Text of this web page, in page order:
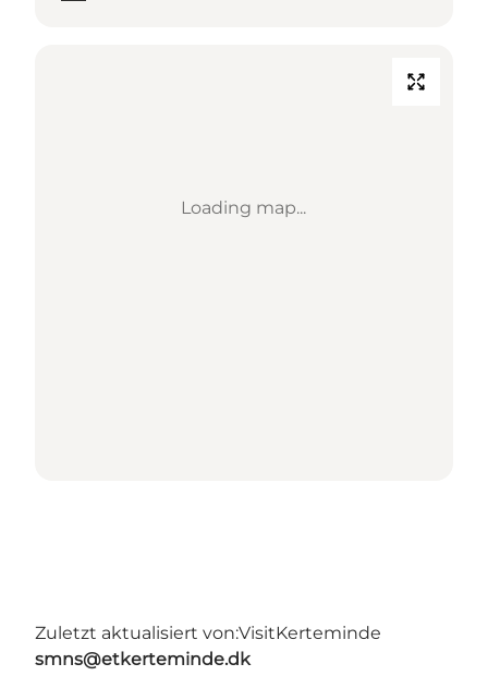
Loading map...
Zuletzt aktualisiert von:VisitKerteminde
smns@etkerteminde.dk